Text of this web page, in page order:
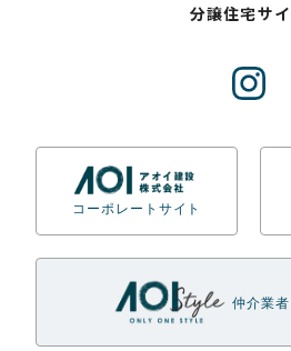
分譲住宅サ
コーポレートサイト
仲介業